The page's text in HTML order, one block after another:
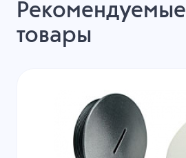
Рекомендуемые
товары